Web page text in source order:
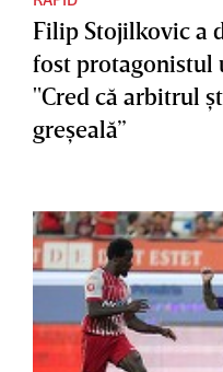
Filip Stojilkovic a
fost protagonistul
"Cred că arbitrul
greşeală”